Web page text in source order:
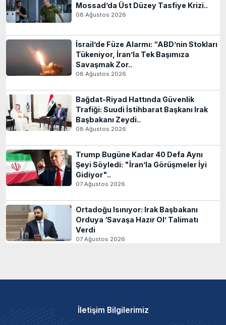
Mossad’da Üst Düzey Tasfiye Krizi..
08 Ağustos 2026
İsrail’de Füze Alarmı: “ABD’nin Stokları
Tükeniyor, İran’la Tek Başımıza
Savaşmak Zor..
08 Ağustos 2026
Bağdat-Riyad Hattında Güvenlik
Trafiği: Suudi İstihbarat Başkanı Irak
Başbakanı Zeydi..
08 Ağustos 2026
Trump Bugüne Kadar 40 Defa Aynı
Şeyi Söyledi: "İran’la Görüşmeler İyi
Gidiyor"..
07 Ağustos 2026
Ortadoğu Isınıyor: Irak Başbakanı
Orduya ‘Savaşa Hazır Ol’ Talimatı
Verdi
07 Ağustos 2026
İletişim Bilgilerimiz